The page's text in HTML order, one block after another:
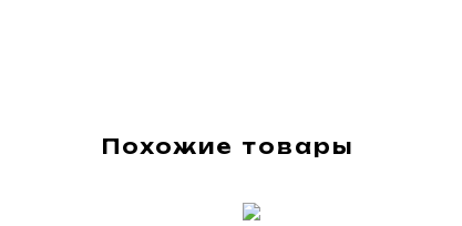
Похожие товары